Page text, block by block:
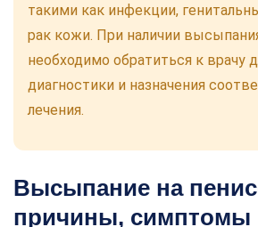
такими как инфекции,
рак кожи. При наличии
необходимо обратиться к врачу
диагностики и назначения
лечения.
Высыпание на
причины, симптомы